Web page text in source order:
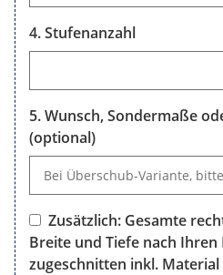
Stufenanzahl
Wunsch, Sondermaße
(optional)
Zusätzlich: Gesamte
Breite und Tiefe nach
zugeschnitten inkl.